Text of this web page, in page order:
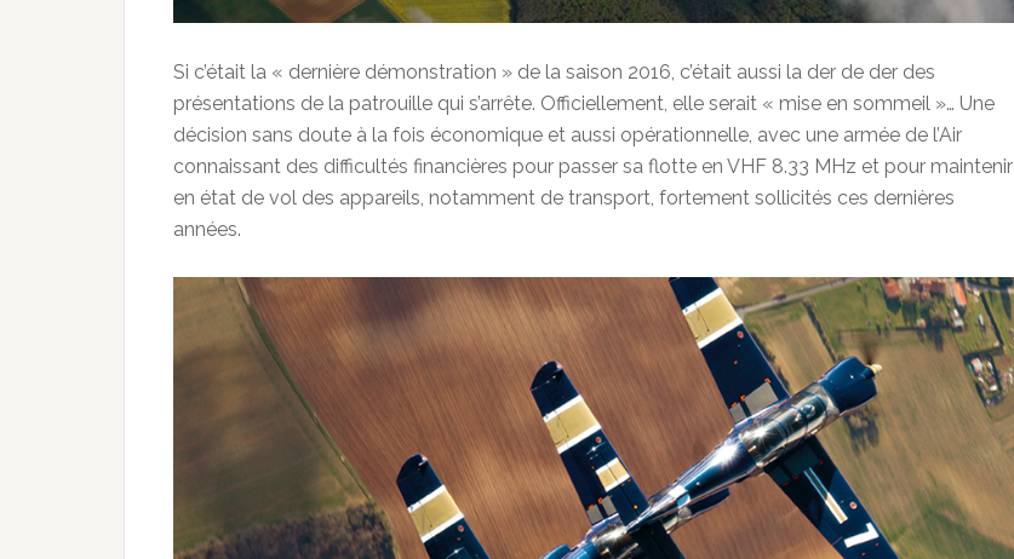
Si c’était la « dernière démonstration » de la saison 2016, c’était aussi la der de der des
présentations de la patrouille qui s’arrête. Officiellement, elle serait « mise en sommeil »… Une
décision sans doute à la fois économique et aussi opérationnelle, avec une armée de l’Air
connaissant des difficultés financières pour passer sa flotte en VHF 8.33 MHz et pour maintenir
en état de vol des appareils, notamment de transport, fortement sollicités ces dernières
années.